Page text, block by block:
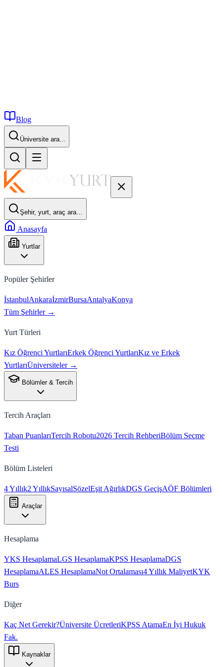
Blog
İstanbul...
Şehir, yurt, araç ara…
Anasayfa
Yurtlar
Popüler Şehirler
İstanbulAnkaraİzmirBursaAntalyaKonya
Tüm Şehirler →
Yurt Türleri
Kız Öğrenci YurtlarıErkek Öğrenci YurtlarıKız ve Erkek
YurtlarıÜniversiteler →
Bölümler & Tercih
Tercih Araçları
Taban PuanlarıTercih Robotu2026 Tercih RehberiBölüm Seçme
Testi
Bölüm Listeleri
4 Yıllık2 YıllıkSayısalSözelEşit AğırlıkDGS GeçişAÖF Bölümleri
Araçlar
Hesaplama
YKS HesaplamaLGS HesaplamaKPSS HesaplamaDGS
HesaplamaALES HesaplamaNot Ortalaması4 Yıllık MaliyetKYK
Burs
Diğer
Kaç Net Gerekir?Üniversite ÜcretleriKPSS AtamaEn İyi Hukuk
Fak.
Kaynaklar